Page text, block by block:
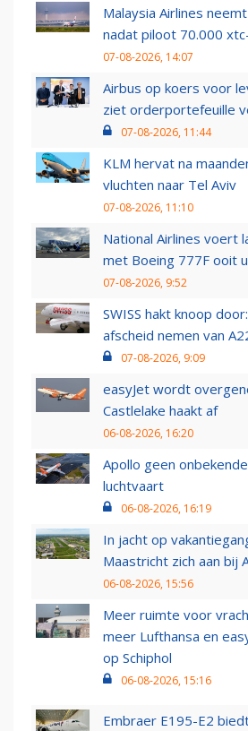
Malaysia Airlines
nadat piloot 70.000
07-08-2026, 14:07
Airbus op koers voor
ziet orderportefeuille
07-08-2026, 11:44
KLM hervat na
vluchten naar Tel Aviv
07-08-2026, 11:10
National Airlines voert
met Boeing 777F ooit
07-08-2026, 9:52
SWISS hakt knoop
afscheid nemen van
07-08-2026, 9:09
easyJet wordt
Castlelake haakt af
06-08-2026, 16:20
Apollo geen
luchtvaart
06-08-2026, 16:19
In jacht op
Maastricht zich aan bij
06-08-2026, 15:56
Meer ruimte voor
meer Lufthansa en
op Schiphol
06-08-2026, 15:16
Embraer E195-E2